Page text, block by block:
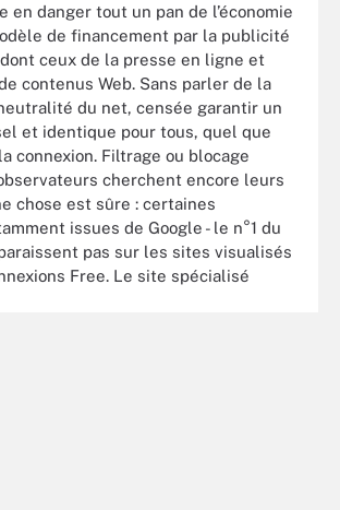
en danger tout un pan de l’économie
de financement par la publicité
ceux de la presse en ligne et
contenus Web. Sans parler de la
du net, censée garantir un
et identique pour tous, quel que
connexion. Filtrage ou blocage
cherchent encore leurs
chose est sûre : certaines
issues de Google - le n°1 du
pas sur les sites visualisés
Free. Le site spécialisé